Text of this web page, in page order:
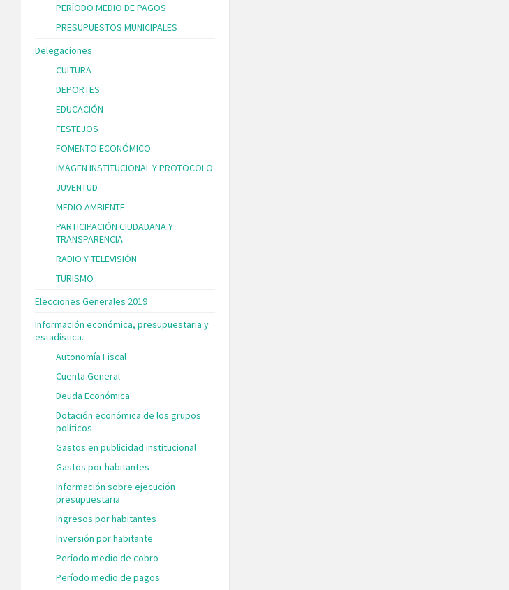
PERÍODO MEDIO DE PAGOS
PRESUPUESTOS MUNICIPALES
Delegaciones
CULTURA
DEPORTES
EDUCACIÓN
FESTEJOS
FOMENTO ECONÓMICO
IMAGEN INSTITUCIONAL Y PROTOCOLO
JUVENTUD
MEDIO AMBIENTE
PARTICIPACIÓN CIUDADANA Y
TRANSPARENCIA
RADIO Y TELEVISIÓN
TURISMO
Elecciones Generales 2019
Información económica, presupuestaria y
estadística.
Autonomía Fiscal
Cuenta General
Deuda Económica
Dotación económica de los grupos
políticos
Gastos en publicidad institucional
Gastos por habitantes
Información sobre ejecución
presupuestaria
Ingresos por habitantes
Inversión por habitante
Período medio de cobro
Período medio de pagos